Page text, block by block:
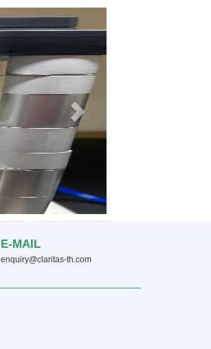
E-MAIL
enquiry@claritas-th.com